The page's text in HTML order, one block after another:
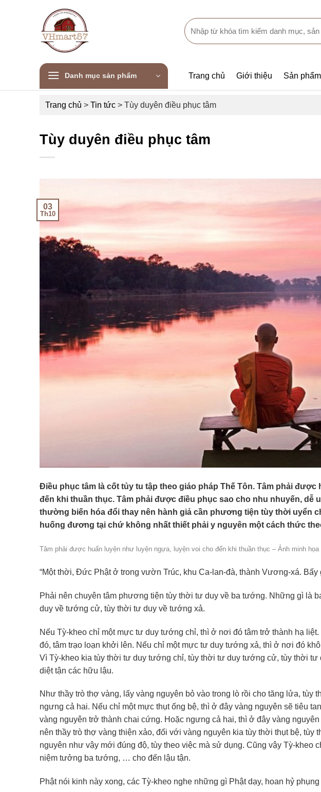
Search
for:
Danh mục sản phẩm Trang chủ Giới thiệu Sản phẩm
Trang chủ > Tin tức > Tùy duyên điều phục tâm
Tùy duyên điều phục tâm
03
Th10
Điều phục tâm là cốt tủy tu tập theo giáo pháp Thế Tôn. Tâm phải
đến khi thuần thục. Tâm phải được điều phục sao cho nhu nhuyến, dễ
thường biến hóa đổi thay nên hành giả cần phương tiện tùy thời uyển
huống đương tại chứ không nhất thiết phải y nguyên một cách thức
Tâm phải được huấn luyện như luyện ngựa, luyện voi cho đến khi thuần thục – Ảnh minh họa
“Một thời, Đức Phật ở trong vườn Trúc, khu Ca-lan-đà, thành Vương-xá. Bấy
Phải nên chuyên tâm phương tiện tùy thời tư duy về ba tướng. Những gì là
duy về tướng cử, tùy thời tư duy về tướng xả.
Nếu Tỳ-kheo chỉ một mực tư duy tướng chỉ, thì ở nơi đó tâm trở thành hạ
đó, tâm trạo loạn khởi lên. Nếu chỉ một mực tư duy tướng xả, thì ở nơi đó
Vì Tỳ-kheo kia tùy thời tư duy tướng chỉ, tùy thời tư duy tướng cử, tùy thời
diệt tận các hữu lậu.
Như thầy trò thợ vàng, lấy vàng nguyên bỏ vào trong lò rồi cho tăng lửa, tùy
ngưng cả hai. Nếu chỉ một mực thụt ống bệ, thì ở đây vàng nguyên sẽ tiêu
vàng nguyên trở thành chai cứng. Hoặc ngưng cả hai, thì ở đây vàng
nên thầy trò thợ vàng thiện xảo, đối với vàng nguyên kia tùy thời thụt bệ,
nguyên như vậy mới đúng độ, tùy theo việc mà sử dụng. Cũng vậy Tỳ-kheo
niệm tưởng ba tướng, … cho đến lậu tận.
Phật nói kinh này xong, các Tỳ-kheo nghe những gì Phật dạy, hoan hỷ phụng